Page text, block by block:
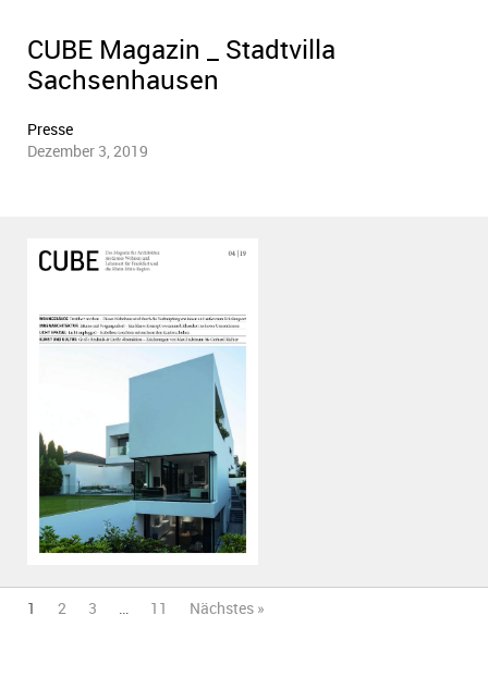
CUBE Magazin _ Stadtvilla
Sachsenhausen
Presse
Dezember 3, 2019
PDF anzeigen
1 2 3 … 11 Nächstes »